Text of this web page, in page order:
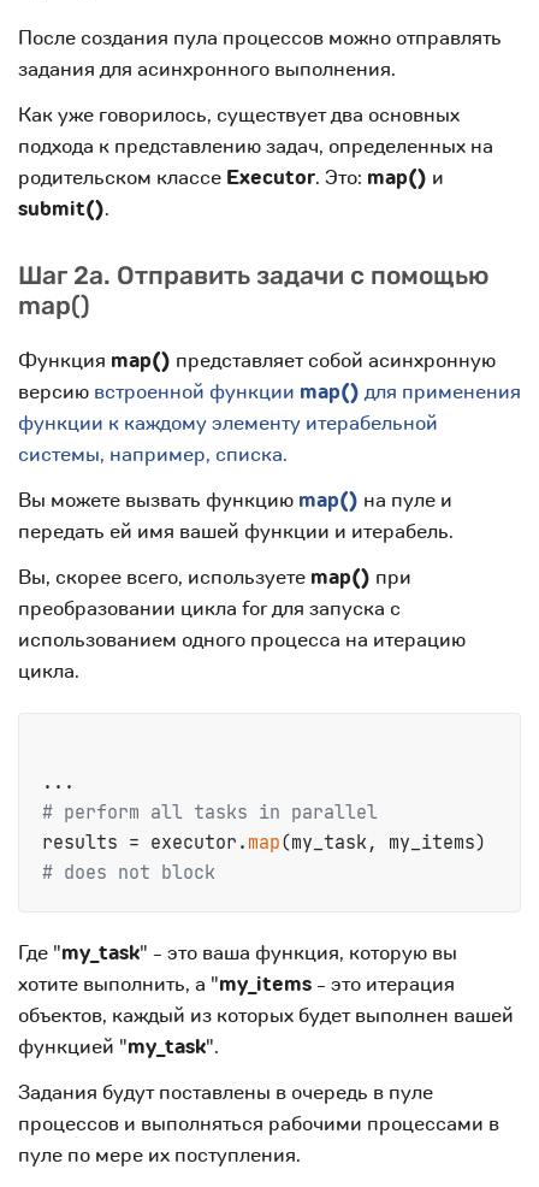
После создания пула процессов можно отправлять
задания для асинхронного выполнения.
Как уже говорилось, существует два основных
подхода к представлению задач, определенных на
родительском классе Executor. Это: map() и
submit().
Шаг 2a. Отправить задачи с помощью
map()
Функция map() представляет собой асинхронную
версию встроенной функции map()для применения
функции к каждому элементу итерабельной
системы, например, списка.
Вы можете вызвать функцию map() на пуле и
передать ей имя вашей функции и итерабель.
Вы, скорее всего, используете map() при
преобразовании цикла for для запуска с
использованием одного процесса на итерацию
цикла.
# perform all tasks in parallel
results = executor. map
# does not block
Где "my_task" - это ваша функция, которую вы
хотите выполнить, а "my_items- это итерация
объектов, каждый из которых будет выполнен вашей
функцией "my_task".
Задания будут поставлены в очередь в пуле
процессов и выполняться рабочими процессами в
пуле по мере их поступления.